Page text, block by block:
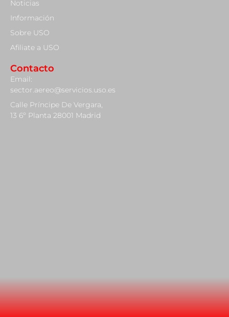
Noticias
Información
Sobre USO
Afiliate a USO
Contacto
Email:
sector.aereo@servicios.uso.es
Calle Príncipe De Vergara,
13 6º Planta 28001 Madrid